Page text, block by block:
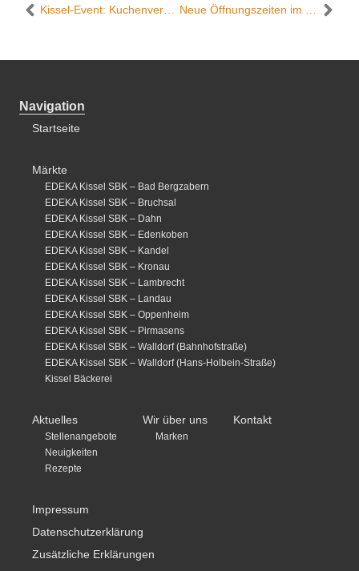
Navigation
Startseite
Märkte
EDEKA Kissel SBK – Bad Bergzabern
EDEKA Kissel SBK – Bruchsal
EDEKA Kissel SBK – Dahn
EDEKA Kissel SBK – Edenkoben
EDEKA Kissel SBK – Kandel
EDEKA Kissel SBK – Kronau
EDEKA Kissel SBK – Lambrecht
EDEKA Kissel SBK – Landau
EDEKA Kissel SBK – Oppenheim
EDEKA Kissel SBK – Pirmasens
EDEKA Kissel SBK – Walldorf (Bahnhofstraße)
EDEKA Kissel SBK – Walldorf (Hans-Holbein-Straße)
Kissel Bäckerei
Aktuelles
Stellenangebote
Neuigkeiten
Rezepte
Wir über uns
Marken
Kontakt
Impressum
Datenschutzerklärung
Zusätzliche Erklärungen